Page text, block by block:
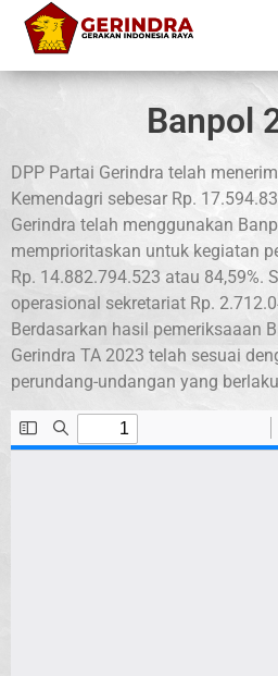
Banpol
DPP Partai Gerindra telah
Kemendagri sebesar Rp.
Gerindra telah menggunakan
memprioritaskan untuk kegiatan
Rp. 14.882.794.523 atau 84,59%.
operasional sekretariat Rp.
Berdasarkan hasil pemeriksaaan
Gerindra TA 2023 telah sesuai
perundang-undangan yang